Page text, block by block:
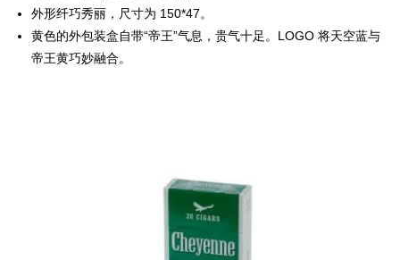
外形纤巧秀丽，尺寸为 150*47。
黄色的外包装盒自带“帝王”气息，贵气十足。LOGO 将天空蓝与
帝王黄巧妙融合。